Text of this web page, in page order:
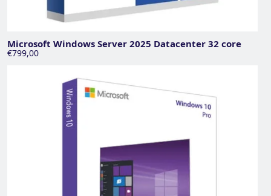
Microsoft Windows Server 2025 Datacenter 32 core
€799,00